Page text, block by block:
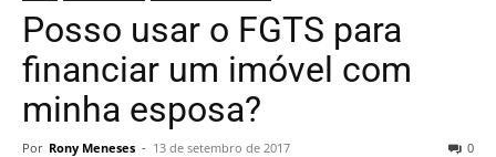
Posso usar o FGTS para
financiar um imóvel com
minha esposa?
Por Rony Meneses - 13 de setembro de 2017 0